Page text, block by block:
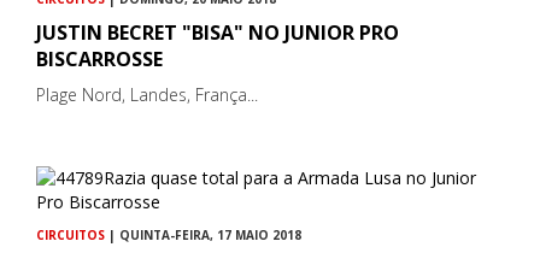
JUSTIN BECRET "BISA" NO JUNIOR PRO
BISCARROSSE
Plage Nord, Landes, França...
CIRCUITOS | QUINTA-FEIRA, 17 MAIO 2018